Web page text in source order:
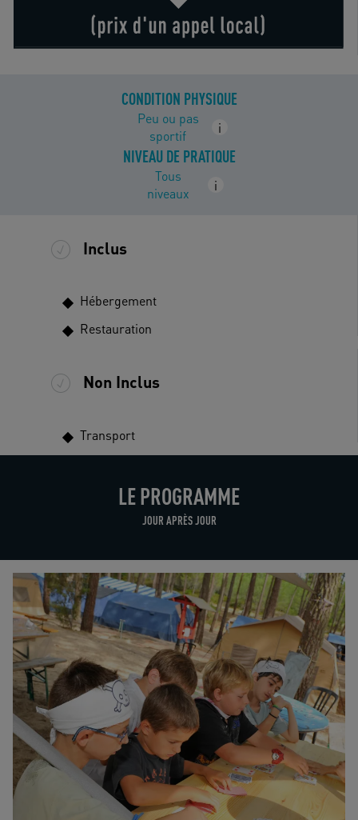
CONDITION PHYSIQUE
Peu ou pas
sportif
i
NIVEAU DE PRATIQUE
Tous
niveaux
i
Inclus
Hébergement
Restauration
Non Inclus
Transport
LE PROGRAMME
JOUR APRÈS JOUR